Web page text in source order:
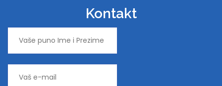
Kontakt